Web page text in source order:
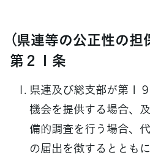
（県連等の公正性の担
第２１条
県連及び総支部が第１
機会を提供する場合、
備的調査を行う場合、
の届出を徴するととも